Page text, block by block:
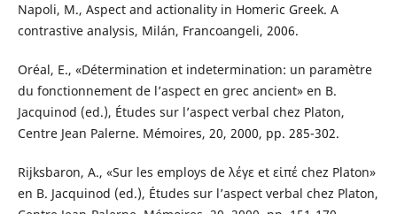
Napoli, M., Aspect and actionality in Homeric Greek. A
contrastive analysis, Milán, Francoangeli, 2006.
Oréal, E., «Détermination et indetermination: un paramètre
du fonctionnement de l’aspect en grec ancient» en B.
Jacquinod (ed.), Études sur l’aspect verbal chez Platon,
Centre Jean Palerne. Mémoires, 20, 2000, pp. 285-302.
Rijksbaron, A., «Sur les employs de λέγε et εἰπέ chez Platon»
en B. Jacquinod (ed.), Études sur l’aspect verbal chez Platon,